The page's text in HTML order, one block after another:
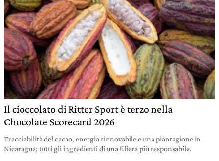
Il cioccolato di Ritter Sport è terzo nella
Chocolate Scorecard 2026
Tracciabilità del cacao, energia rinnovabile e una piantagione in
Nicaragua: tutti gli ingredienti di una filiera più responsabile.